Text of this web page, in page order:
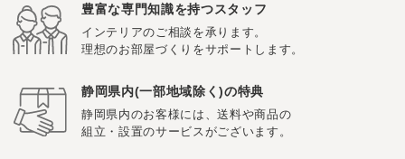
豊富な専門知識を持つスタッフ
インテリアのご相談を承ります。
理想のお部屋づくりをサポートします。
静岡県内(一部地域除く)の特典
静岡県内のお客様には、送料や商品の
組立・設置のサービスがございます。